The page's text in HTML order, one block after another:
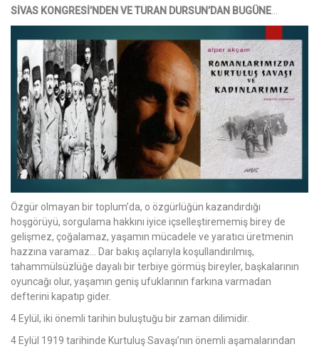
SİVAS KONGRESİ’NDEN VE TURAN DURSUN’DAN BUGÜNE…
Özgür olmayan bir toplum’da, o özgürlüğün kazandırdığı
hoşgörüyü, sorgulama hakkını iyice içselleştirememiş birey de
gelişmez, çoğalamaz, yaşamın mücadele ve yaratıcı üretmenin
hazzına varamaz… Dar bakış açılarıyla koşullandırılmış,
tahammülsüzlüğe dayalı bir terbiye görmüş bireyler, başkalarının
oyuncağı olur, yaşamın geniş ufuklarının farkına varmadan
defterini kapatıp gider.
4 Eylül, iki önemli tarihin buluştuğu bir zaman dilimidir.
4 Eylül 1919 tarihinde Kurtuluş Savaşı’nın önemli aşamalarından